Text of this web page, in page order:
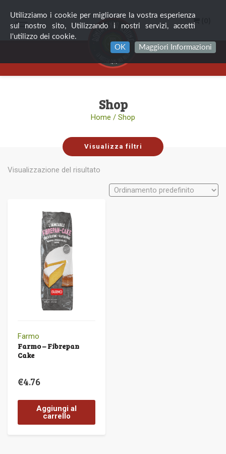
Shop
Home / Shop
Visualizza filtri
Visualizzazione del risultato
Farmo
Farmo – Fibrepan
Cake
€4.76
Aggiungi al
carrello
Utilizziamo i cookie per migliorare la vostra esperienza
sul nostro sito, Utilizzando i nostri servizi, accetti
l'utilizzo dei cookie.
OK
Maggiori Informazioni